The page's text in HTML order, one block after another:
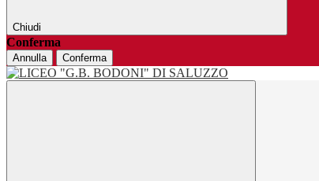
Chiudi
Conferma
Annulla Conferma